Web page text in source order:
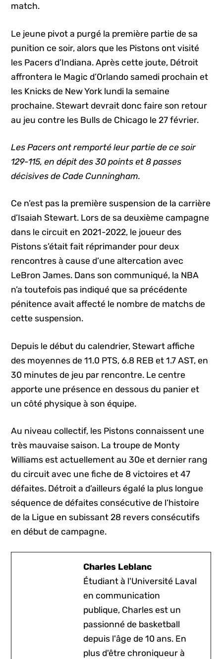
match.
Le jeune pivot a purgé la première partie de sa
punition ce soir, alors que les Pistons ont visité
les Pacers d’Indiana. Après cette joute, Détroit
affrontera le Magic d’Orlando samedi prochain et
les Knicks de New York lundi la semaine
prochaine. Stewart devrait donc faire son retour
au jeu contre les Bulls de Chicago le 27 février.
Les Pacers ont remporté leur partie de ce soir
129-115, en dépit des 30 points et 8 passes
décisives de Cade Cunningham.
Ce n’est pas la première suspension de la carrière
d’Isaiah Stewart. Lors de sa deuxième campagne
dans le circuit en 2021-2022, le joueur des
Pistons s’était fait réprimander pour deux
rencontres à cause d’une altercation avec
LeBron James. Dans son communiqué, la NBA
n’a toutefois pas indiqué que sa précédente
pénitence avait affecté le nombre de matchs de
cette suspension.
Depuis le début du calendrier, Stewart affiche
des moyennes de 11.0 PTS, 6.8 REB et 1.7 AST, en
30 minutes de jeu par rencontre. Le centre
apporte une présence en dessous du panier et
un côté physique à son équipe.
Au niveau collectif, les Pistons connaissent une
très mauvaise saison. La troupe de Monty
Williams est actuellement au 30e et dernier rang
du circuit avec une fiche de 8 victoires et 47
défaites. Détroit a d’ailleurs égalé la plus longue
séquence de défaites consécutive de l’histoire
de la Ligue en subissant 28 revers consécutifs
en début de campagne.
Charles Leblanc
Étudiant à l'Université Laval
en communication
publique, Charles est un
passionné de basketball
depuis l'âge de 10 ans. En
plus d'être chroniqueur à